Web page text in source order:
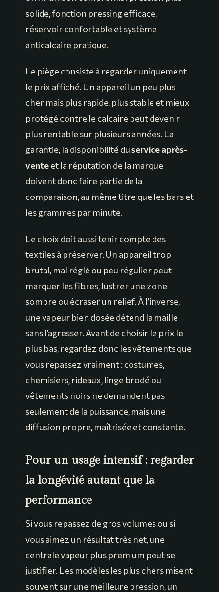
solide, fonction pressing efficace,
réservoir confortable et système
anticalcaire pratique.
Le piège consiste à regarder uniquement
le prix affiché. Un appareil un peu plus
cher mais plus rapide, plus stable et mieux
protégé contre le calcaire peut devenir
plus rentable sur plusieurs années. La
garantie, la disponibilité duservice après-
venteet la réputation de la marque
doivent donc faire partie de la
comparaison, au même titre que les bars et
les grammes par minute.
Le choix doit aussi tenir compte des
textiles à préserver. Un appareil trop
brutal, mal réglé ou peu régulier peut
marquer les fibres, lustrer une zone
sombre ou écraser un relief. À l’inverse,
une vapeur bien dosée détend la maille
sans l’agresser. Avant de choisir le prix le
plus bas, regardez donc les vêtements que
vous repassez vraiment : costumes,
chemisiers, rideaux, linge brodé ou
vêtements noirs ne demandent pas
seulement de la puissance, mais une
diffusion propre, maîtrisée et constante.
Pour un usage intensif : regarder
la longévité autant que la
performance
Si vous repassez de gros volumes ou si
vous aimez un résultat très net, une
centrale vapeur plus premium peut se
justifier. Les modèles les plus chers misent
souvent sur une meilleure pression, un